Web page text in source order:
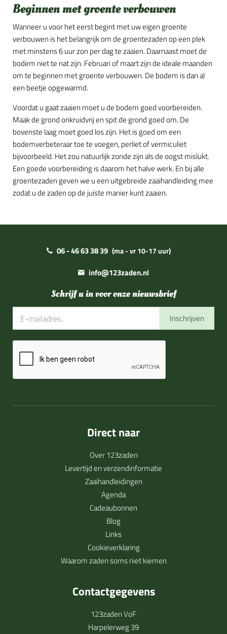
Beginnen met groente verbouwen
Wanneer u voor het eerst begint met uw eigen groente
verbouwen is het belangrijk om de groentezaden op een plek
met minstens 6 uur zon per dag te zaaien. Daarnaast moet de
bodem niet te nat zijn. Februari of maart zijn de ideale maanden
om te beginnen met groente verbouwen. De bodem is dan al
een beetje opgewarmd.
Voordat u gaat zaaien moet u de bodem goed voorbereiden.
Maak de grond onkruidvrij en spit de grond goed om. De
bovenste laag moet goed los zijn. Het is goed om een
bodemverbeteraar toe te voegen, perliet of vermiculiet
bijvoorbeeld. Het zou natuurlijk zonde zijn als de oogst mislukt.
Een goede voorbereiding is daarom het halve werk. En bij alle
groentezaden geven we u een uitgebreide zaaihandleiding mee
zodat u de zaden op de juiste manier kunt zaaien.
06 - 46 63 38 39 (ma - vr 10-17 uur)
info@123zaden.nl
Schrijf u in voor onze nieuwsbrief
Inschrijven
Direct naar
Over 123zaden
Levertijd en verzendinformatie
Zaaihandleidingen
Agenda
Cadeaubonnen
Blog
Links
Cookieverklaring
Waarom zaden soms niet kiemen
Contactgegevens
123zaden VoF
Harpelerweg 39